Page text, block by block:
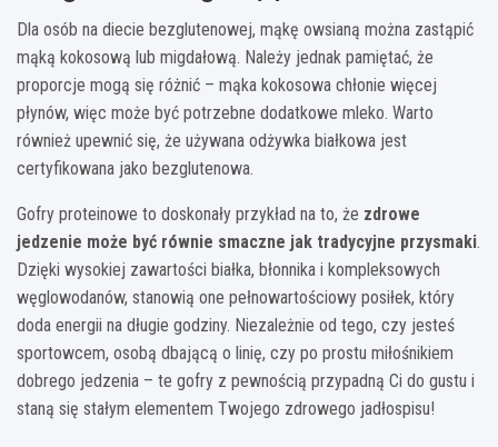
Dla osób na diecie bezglutenowej, mąkę owsianą można zastąpić
mąką kokosową lub migdałową. Należy jednak pamiętać, że
proporcje mogą się różnić – mąka kokosowa chłonie więcej
płynów, więc może być potrzebne dodatkowe mleko. Warto
również upewnić się, że używana odżywka białkowa jest
certyfikowana jako bezglutenowa.
Gofry proteinowe to doskonały przykład na to, że zdrowe
jedzenie może być równie smaczne jak tradycyjne przysmaki.
Dzięki wysokiej zawartości białka, błonnika i kompleksowych
węglowodanów, stanowią one pełnowartościowy posiłek, który
doda energii na długie godziny. Niezależnie od tego, czy jesteś
sportowcem, osobą dbającą o linię, czy po prostu miłośnikiem
dobrego jedzenia – te gofry z pewnością przypadną Ci do gustu i
staną się stałym elementem Twojego zdrowego jadłospisu!